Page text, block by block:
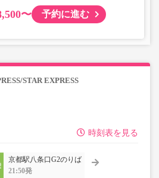
〜 予約に進む
STAR EXPRESS
時刻表を見る
京都駅八条口G2のりば
21:50発